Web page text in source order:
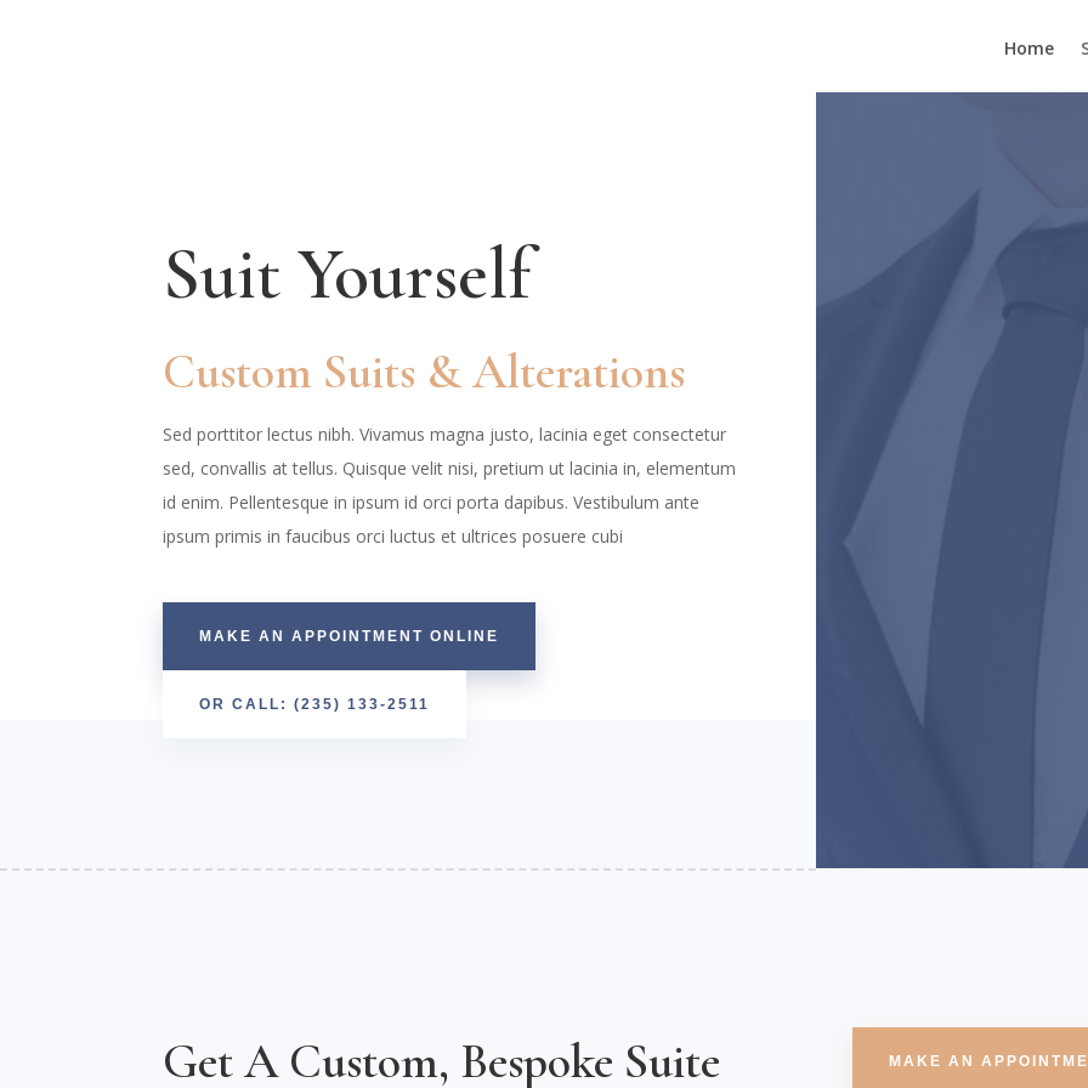
Home
Suit Yourself
Custom Suits & Alterations
Sed porttitor lectus nibh. Vivamus magna justo, lacinia eget consectetur
sed, convallis at tellus. Quisque velit nisi, pretium ut lacinia in, elementum
id enim. Pellentesque in ipsum id orci porta dapibus. Vestibulum ante
ipsum primis in faucibus orci luctus et ultrices posuere cubi
MAKE AN APPOINTMENT ONLINE
OR CALL: (235) 133-2511
Get A Custom, Bespoke Suite MAKE AN